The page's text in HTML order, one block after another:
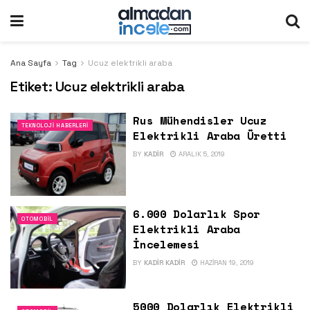
Ana Sayfa Tag Ucuz elektrikli araba
Etiket: Ucuz elektrikli araba
TEKNOLOJI HABERLERI
Rus Mühendisler Ucuz
Elektrikli Araba Üretti
BY KADIR ARALIK 5, 2019
OTOMOBIL
6.000 Dolarlık Spor
Elektrikli Araba
İncelemesi
BY KADIR KADIR HAZIRAN 19, 2019
5000 Dolarlık Elektrikli